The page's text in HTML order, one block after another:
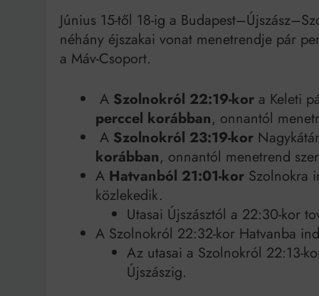
Június 15-től 18-ig a
néhány éjszakai vonat menetrendje pár
a Máv-Csoport.
A Szolnokról 22:19-kor a Keleti
perccel korábban, onnantól
A Szolnokról 23:19-kor
korábban, onnantól menetrend
A Hatvanból 21:01-kor Szolnokra
közlekedik.
Utasai Újszásztól a 22:30-kor
A Szolnokról 22:32-kor Hatvanba
Az utasai a Szolnokról 22:13-
Újszászig.